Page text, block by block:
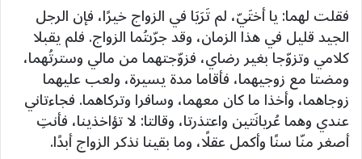
فقلت لهما: يا أختَيّ، لم تَرَيَا في الزواج خيرًا، فإن الرجل
الجيد قليل في هذا الزمان، وقد جرّبتُما الزواج. فلم يقبلا
كلامي وتزوّجا بغير رضاي، فزوّجتهما من مالي وسترتُهما،
ومضتا مع زوجيهما، فأقاما مدة يسيرة، ولعب عليهما
زوجاهما، وأخذا ما كان معهما، وسافرا وتركاهما. فجاءتاني
عندي وهما عُريانَتين واعتذرتا، وقالتا: لا تؤاخذينا، فأنتِ
أصغر منّا سنًا وأكمل عقلًا، وما بقينا نذكر الزواج أبدًا.